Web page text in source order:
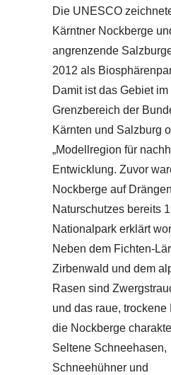
Die UNESCO
Kärntner Nockberge
angrenzende
2012 als
Damit ist das Gebiet im
Grenzbereich der
Kärnten und Salzburg
„Modellregion für
Entwicklung. Zuvor
Nockberge auf
Naturschutzes bereits
Nationalpark erklärt
Neben dem Fichten-
Zirbenwald und dem
Rasen sind
und das raue, trockene
die Nockberge
Seltene Schneehasen,
Schneehühner und